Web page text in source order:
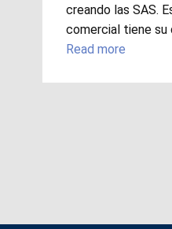
creando las SAS.
comercial tiene
Read more